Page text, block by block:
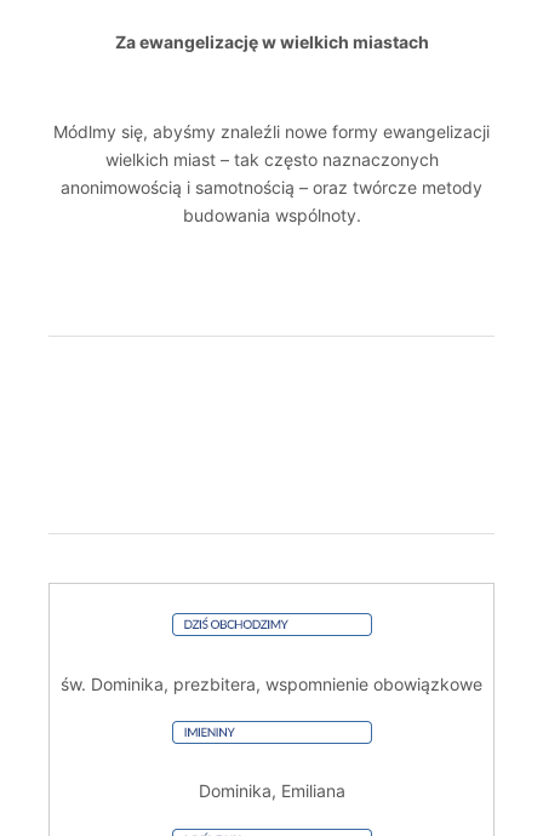
Za ewangelizację w wielkich miastach
Módlmy się, abyśmy znaleźli nowe formy ewangelizacji
wielkich miast – tak często naznaczonych
anonimowością i samotnością – oraz twórcze metody
budowania wspólnoty.
św. Dominika, prezbitera, wspomnienie obowiązkowe
Dominika, Emiliana